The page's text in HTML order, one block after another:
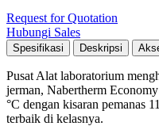
Request for Quotation
Hubungi Sales
Spesifikasi Deskripsi
Pusat Alat laboratorium
jerman, Nabertherm
°C dengan kisaran pemanas
terbaik di kelasnya.